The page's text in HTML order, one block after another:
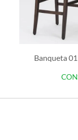
Banqueta